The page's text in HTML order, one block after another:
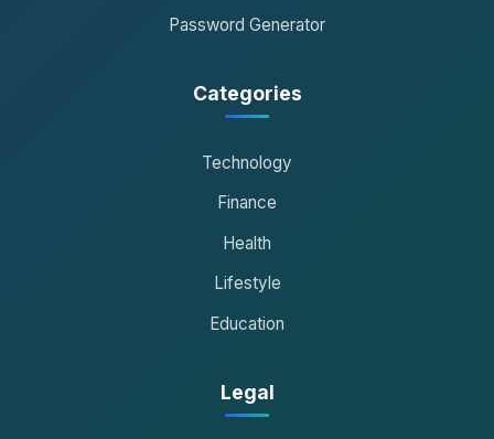
Password Generator
Categories
Technology
Finance
Health
Lifestyle
Education
Legal